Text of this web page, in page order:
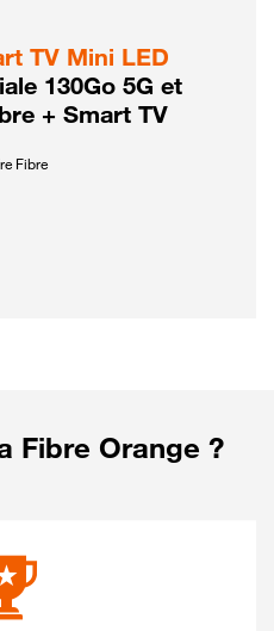
TV Mini LED
130Go 5G et
+ Smart TV
Fibre
Fibre Orange ?